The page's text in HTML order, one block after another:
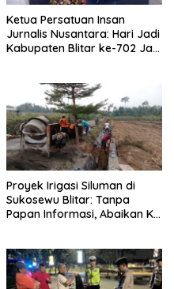
Ketua Persatuan Insan
Jurnalis Nusantara: Hari Jadi
Kabupaten Blitar ke-702 Jadi
Proyek Irigasi Siluman di
Sukosewu Blitar: Tanpa
Papan Informasi, Abaikan K3,